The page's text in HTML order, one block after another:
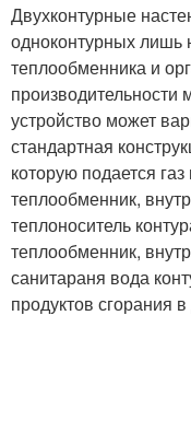
Двухконтурные
одноконтурных лишь
теплообменника и
производительности
устройство может
стандартная
которую подается
теплообменник,
теплоноситель
теплообменник,
санитараня вода
продуктов сгорания